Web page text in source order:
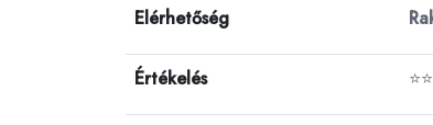
Elérhetőség
Értékelés